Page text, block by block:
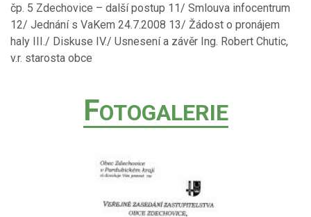
čp. 5 Zdechovice – další postup 11/ Smlouva infocentrum
12/ Jednání s VaKem 24.7.2008 13/ Žádost o pronájem
haly III./ Diskuse IV./ Usnesení a závěr Ing. Robert Chutic,
v.r. starosta obce
FOTOGALERIE